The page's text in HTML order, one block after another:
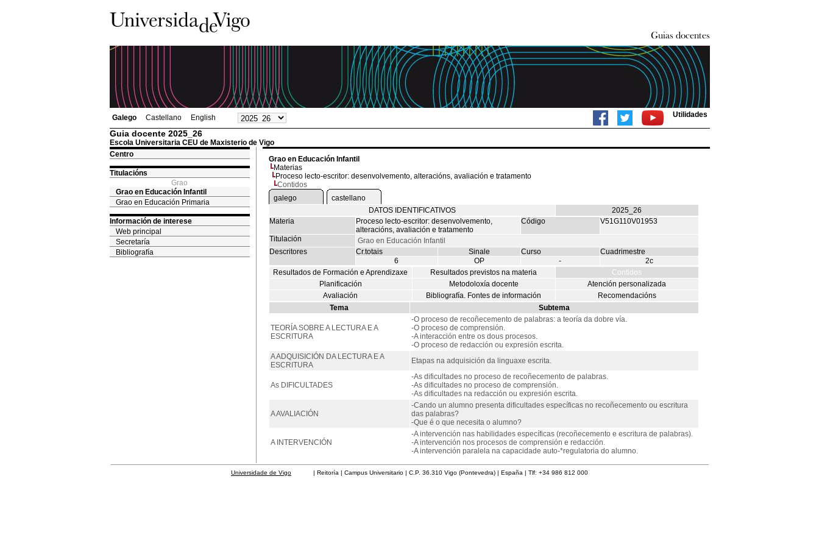
Galego Castellano English Utilidades
Guia docente 2025_26
Escola Universitaria CEU de Maxisterio de Vigo
Centro
Titulacións
Grao
Grao en Educación Infantil
Grao en Educación Primaria
Información de interese
Web principal
Secretaría
Bibliografía
Grao en Educación Infantil
Materias
Proceso lecto-escritor: desenvolvemento, alteracións, avaliación e tratamento
Contidos
galego
castellano
DATOS IDENTIFICATIVOS
2025_26
Materia
Proceso lecto-escritor: desenvolvemento,
alteracións, avaliación e tratamento
Código V51G110V01953
Titulación
Grao en Educación Infantil
Descritores
Cr.totais Sinale Curso
Cuadrimestre
6
OP -
2c
Resultados de Formación e Aprendizaxe
Resultados previstos na materia
Contidos
Planificación
Metodoloxía docente
Atención personalizada
Avaliación
Bibliografía. Fontes de información
Recomendacións
Tema
Subtema
TEORÍA SOBRE A LECTURA E A
ESCRITURA
-O proceso de recoñecemento de palabras: a teoría da dobre vía.
-O proceso de comprensión.
-A interacción entre os dous procesos.
-O proceso de redacción ou expresión escrita.
A ADQUISICIÓN DA LECTURA E A
ESCRITURA
Etapas na adquisición da linguaxe escrita.
As DIFICULTADES
-As dificultades no proceso de recoñecemento de palabras.
-As dificultades no proceso de comprensión.
-As dificultades na redacción ou expresión escrita.
A AVALIACIÓN
-Cando un alumno presenta dificultades específicas no recoñecemento ou escritura
das palabras?
-Que é o que necesita o alumno?
A INTERVENCIÓN
-A intervención nas habilidades específicas (recoñecemento e escritura de palabras).
-A intervención nos procesos de comprensión e redacción.
-A intervención paralela na capacidade auto-*regulatoria do alumno.
Universidade de Vigo | Reitoría | Campus Universitario | C.P. 36.310 Vigo (Pontevedra) | España | Tlf: +34 986 812 000